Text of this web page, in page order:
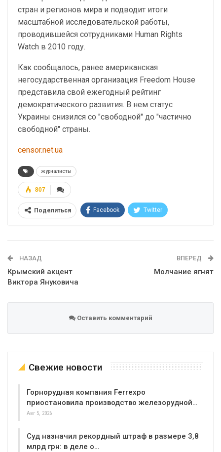
стран и регионов мира и подводит итоги
масштабной исследовательской работы,
проводившейся сотрудниками Human Rights
Watch в 2010 году.
Как сообщалось, ранее американская
негосударственная организация Freedom House
представила свой ежегодный рейтинг
демократического развития. В нем статус
Украины снизился со "свободной" до "частично
свободной" страны.
censor.net.ua
журналисты
807
Поделиться Facebook Twitter
НАЗАД
Крымский акцент
Виктора Януковича
ВПЕРЕД
Молчание ягнят
Оставить комментарий
Свежие новости
Горнорудная компания Ferrexpo
приостановила производство железорудной…
Авг 5, 2026
Суд назначил рекордный штраф в размере 3,8
млрд грн: в деле о…